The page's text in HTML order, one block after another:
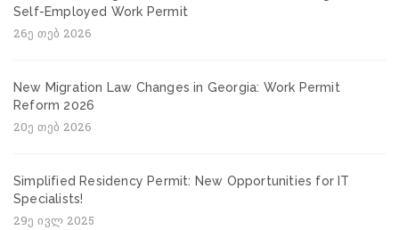
Self-Employed Work Permit
26ე თებ 2026
New Migration Law Changes in Georgia: Work Permit
Reform 2026
20ე თებ 2026
Simplified Residency Permit: New Opportunities for IT
Specialists!
29ე ივლ 2025